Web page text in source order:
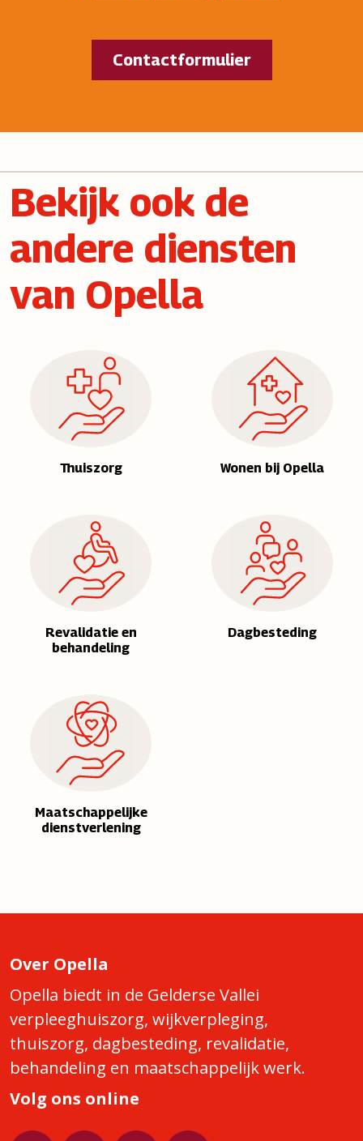
Contactformulier
Bekijk ook de
andere diensten
van Opella
Thuiszorg Wonen bij Opella
Revalidatie en
behandeling
Dagbesteding
Maatschappelijke
dienstverlening
Over Opella
Opella biedt in de Gelderse Vallei
verpleeghuiszorg, wijkverpleging,
thuiszorg, dagbesteding, revalidatie,
behandeling en maatschappelijk werk.
Volg ons online